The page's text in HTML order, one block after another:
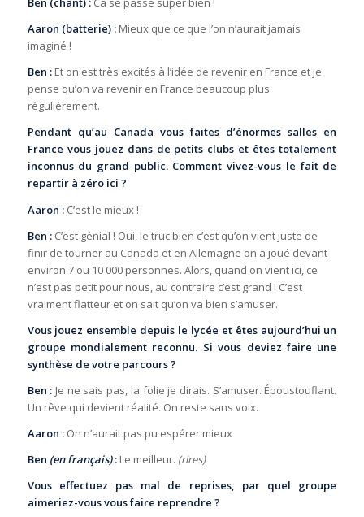
Aaron (batterie) :Mieux que ce que l’on n’aurait jamais
imaginé !
Ben :Et on est très excités à l’idée de revenir en France et je
pense qu’on va revenir en France beaucoup plus
régulièrement.
Pendant qu’au Canada vous faites d’énormes salles en
France vous jouez dans de petits clubs et êtes totalement
inconnus du grand public. Comment vivez-vous le fait de
repartir à zéro ici ?
Aaron :C’est le mieux !
Ben :C’est génial ! Oui, le truc bien c’est qu’on vient juste de
finir de tourner au Canada et en Allemagne on a joué devant
environ 7 ou 10 000 personnes. Alors, quand on vient ici, ce
n’est pas petit pour nous, au contraire c’est grand ! C’est
vraiment flatteur et on sait qu’on va bien s’amuser.
Vous jouez ensemble depuis le lycée et êtes aujourd’hui un
groupe mondialement reconnu. Si vous deviez faire une
synthèse de votre parcours ?
Ben : Je ne sais pas, la folie je dirais. S’amuser. Époustouflant.
Un rêve qui devient réalité. On reste sans voix.
Aaron :On n’aurait pas pu espérer mieux
Ben (en français):Le meilleur. (rires)
Vous effectuez pas mal de reprises, par quel groupe
aimeriez-vous vous faire reprendre ?